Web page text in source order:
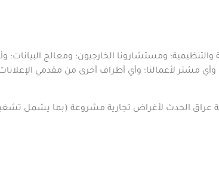
ومستشارونا الخارجيون؛ ومعالج
مشتر لأعمالنا؛ وأي أطراف أخرى من مقدمي
عراق الحدث لأغراض تجارية مشروعة (بما يشمل تشغيل